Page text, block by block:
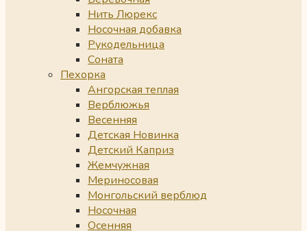
Нить Люрекс
Носочная добавка
Рукодельница
Соната
Пехорка
Ангорская теплая
Верблюжья
Весенняя
Детская Новинка
Детский Каприз
Жемчужная
Мериносовая
Монгольский верблюд
Носочная
Осенняя